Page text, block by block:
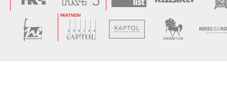
PARTNERI